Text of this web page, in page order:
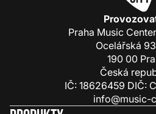
Praha Music
Ocelářská
190 00
Česká
IČ: 18626459 DIČ:
info@music-